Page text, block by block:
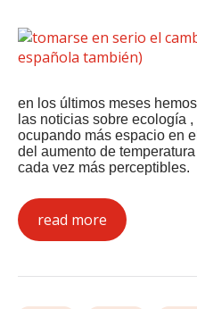
en los últimos meses
las noticias sobre ecología
ocupando más espacio en
del aumento de
cada vez más perceptibles.
read more